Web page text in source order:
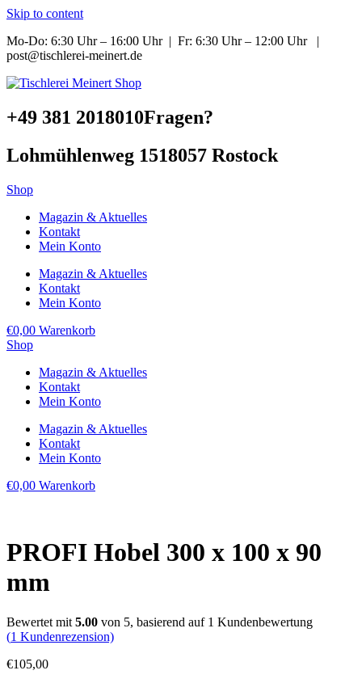
Skip to content
Mo-Do: 6:30 Uhr – 16:00 Uhr | Fr: 6:30 Uhr – 12:00 Uhr |
post@tischlerei-meinert.de
+49 381 2018010Fragen?
Lohmühlenweg 1518057 Rostock
Shop
Magazin & Aktuelles
Kontakt
Mein Konto
Magazin & Aktuelles
Kontakt
Mein Konto
€0,00 Warenkorb
Shop
Magazin & Aktuelles
Kontakt
Mein Konto
Magazin & Aktuelles
Kontakt
Mein Konto
€0,00 Warenkorb
PROFI Hobel 300 x 100 x 90
mm
Bewertet mit 5.00 von 5, basierend auf 1 Kundenbewertung
(1 Kundenrezension)
€105,00